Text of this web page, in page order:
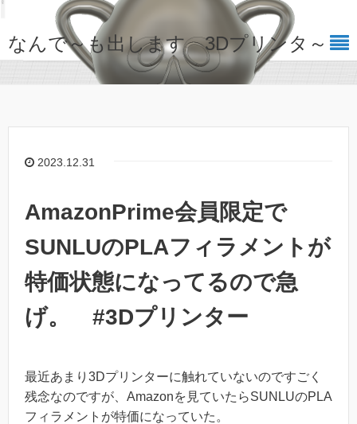
なんで～も出します 3Dプリンタ～
2023.12.31
AmazonPrime会員限定で
SUNLUのPLAフィラメントが
特価状態になってるので急
げ。 #3Dプリンター
最近あまり3Dプリンターに触れていないのですごく
残念なのですが、Amazonを見ていたらSUNLUのPLA
フィラメントが特価になっていた。